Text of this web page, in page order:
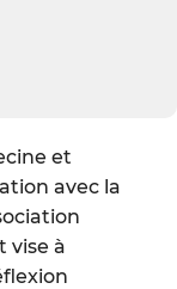
et
avec la
vise à